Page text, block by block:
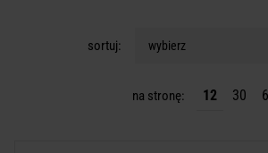
sortuj: wybierz
na stronę: 12 30